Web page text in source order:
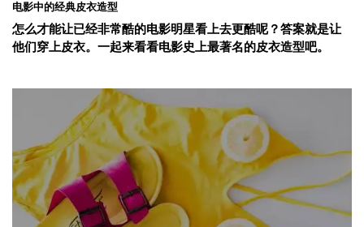
电影中的经典皮衣造型
怎么才能让已经非常酷的电影明星看上去更酷呢？答案就是让
他们穿上皮衣。一起来看看电影史上最著名的皮衣造型吧。